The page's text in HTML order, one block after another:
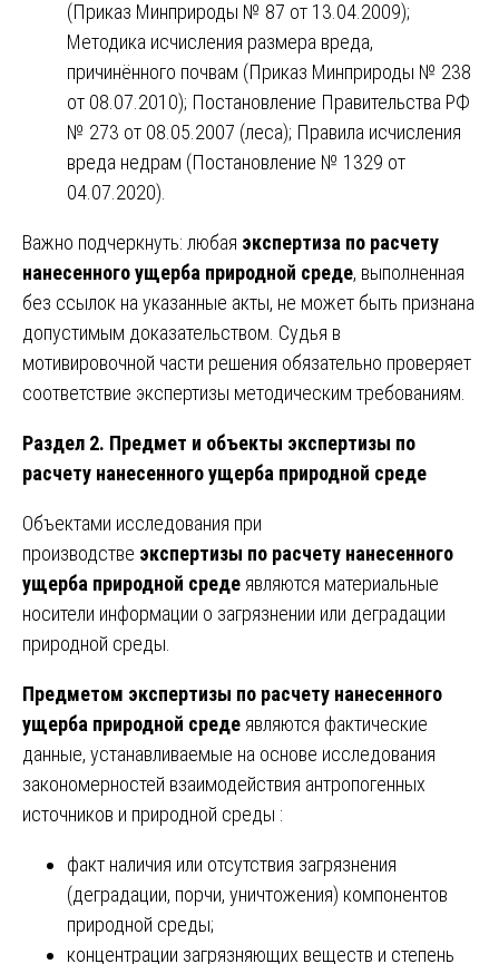
(Приказ Минприроды № 87 от 13.04.2009);
Методика исчисления размера вреда,
причинённого почвам (Приказ Минприроды № 238
от 08.07.2010); Постановление Правительства РФ
№ 273 от 08.05.2007 (леса); Правила исчисления
вреда недрам (Постановление № 1329 от
04.07.2020).
Важно подчеркнуть: любая экспертиза по расчету
нанесенного ущерба природной среде, выполненная
без ссылок на указанные акты, не может быть признана
допустимым доказательством. Судья в
мотивировочной части решения обязательно проверяет
соответствие экспертизы методическим требованиям.
Раздел 2. Предмет и объекты экспертизы по
расчету нанесенного ущерба природной среде
Объектами исследования при
производстве экспертизы по расчету нанесенного
ущерба природной среде являются материальные
носители информации о загрязнении или деградации
природной среды.
Предметом экспертизы по расчету нанесенного
ущерба природной среде являются фактические
данные, устанавливаемые на основе исследования
закономерностей взаимодействия антропогенных
источников и природной среды :
факт наличия или отсутствия загрязнения
(деградации, порчи, уничтожения) компонентов
природной среды;
концентрации загрязняющих веществ и степень